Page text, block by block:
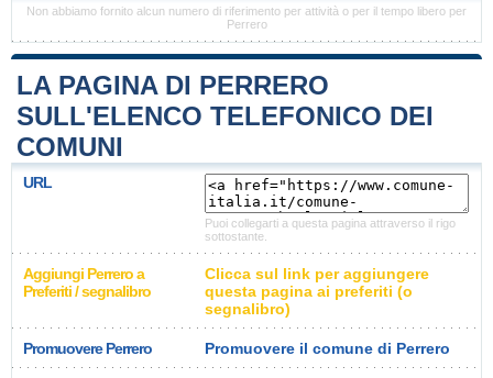
Non abbiamo fornito alcun numero di riferimento per attività o per il tempo libero per
Perrero
LA PAGINA DI PERRERO
SULL'ELENCO TELEFONICO DEI
COMUNI
URL
Puoi collegarti a questa pagina attraverso il rigo
sottostante.
Aggiungi Perrero a
Preferiti / segnalibro
Clicca sul link per aggiungere
questa pagina ai preferiti (o
segnalibro)
Promuovere Perrero Promuovere il comune di Perrero